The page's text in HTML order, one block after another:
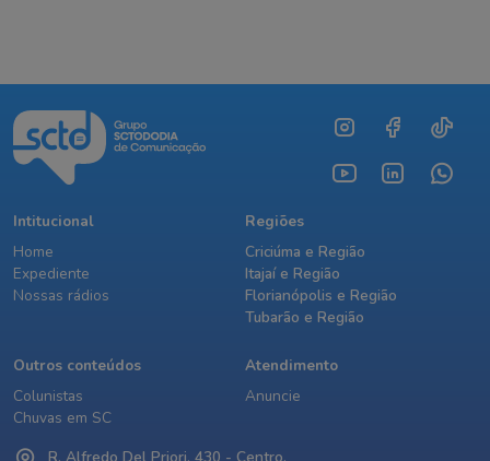
Intitucional
Home
Expediente
Nossas rádios
Regiões
Criciúma e Região
Itajaí e Região
Florianópolis e Região
Tubarão e Região
Outros conteúdos
Colunistas
Chuvas em SC
Atendimento
Anuncie